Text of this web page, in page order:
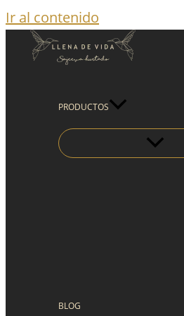
Ir al contenido
PRODUCTOS
BLOG